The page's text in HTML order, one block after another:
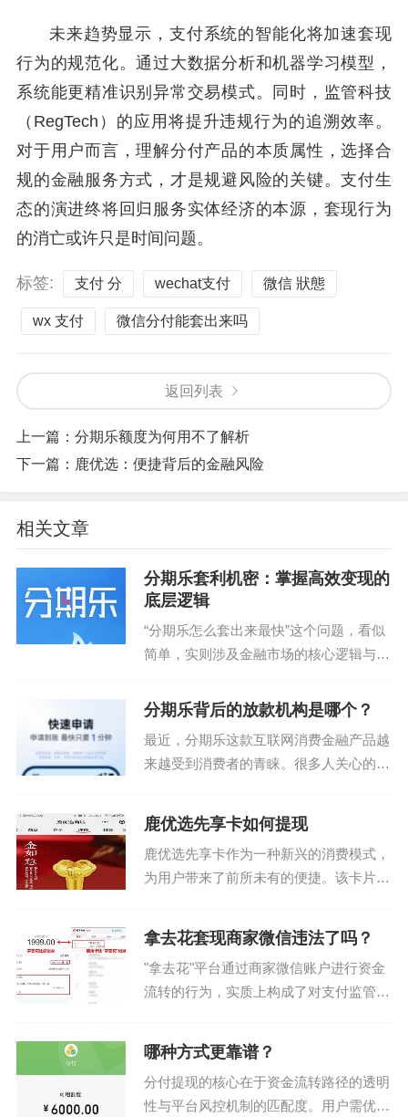
未来趋势显示，支付系统的智能化将加速套现
行为的规范化。通过大数据分析和机器学习模型，
系统能更精准识别异常交易模式。同时，监管科技
（RegTech）的应用将提升违规行为的追溯效率。
对于用户而言，理解分付产品的本质属性，选择合
规的金融服务方式，才是规避风险的关键。支付生
态的演进终将回归服务实体经济的本源，套现行为
的消亡或许只是时间问题。
标签: 支付 分 wechat支付 微信 狀態
wx 支付 微信分付能套出来吗
返回列表
上一篇： 分期乐额度为何用不了解析
下一篇： 鹿优选：便捷背后的金融风险
相关文章
分期乐套利机密：掌握高效变现的
底层逻辑
“分期乐怎么套出来最快”这个问题，看似
简单，实则涉及金融市场的核心逻辑与个
“套利”需要抓住极短期的价格波动，依靠
式。但从更深层次来...
分期乐背后的放款机构是哪个？
最近，分期乐这款互联网消费金融产品越
来越受到消费者的青睐。很多人关心的一
合作机构、资金来源以及风控体系等方面
进行深入解析。...
鹿优选先享卡如何提现
鹿优选先享卡作为一种新兴的消费模式，
为用户带来了前所未有的便捷。该卡片允
量用户的关注。了解鹿优选先享卡提现的
方法对于有需求的用户...
拿去花套现商家微信违法了吗？
"拿去花"平台通过商家微信账户进行资金
流转的行为，实质上构成了对支付监管体
过伪造交易流水、虚增商品价格等方式转
移资金，已构成对...
哪种方式更靠谱？
分付提现的核心在于资金流转路径的透明
性与平台风控机制的匹配度。用户需优先